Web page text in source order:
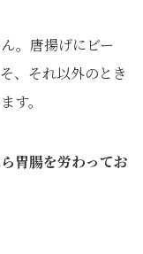
。唐揚げにビー
、それ以外のとき
す。
胃腸を労わってお